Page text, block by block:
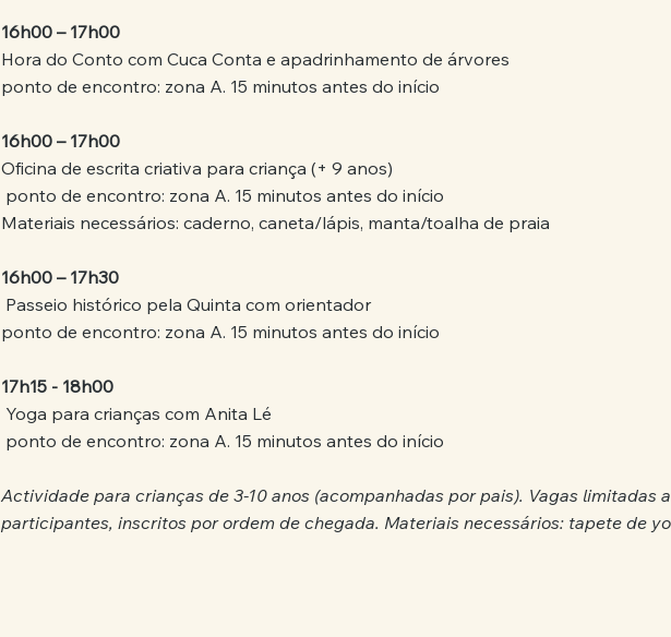
16h00 – 17h00
Hora do Conto com Cuca Conta e apadrinhamento de árvores
ponto de encontro: zona A. 15 minutos antes do início
16h00 – 17h00
Oficina de escrita criativa para criança (+ 9 anos)
ponto de encontro: zona A. 15 minutos antes do início
Materiais necessários: caderno, caneta/lápis, manta/toalha de praia
16h00 – 17h30
Passeio histórico pela Quinta com orientador
ponto de encontro: zona A. 15 minutos antes do início
17h15 - 18h00
Yoga para crianças com Anita Lé
ponto de encontro: zona A. 15 minutos antes do início
Actividade para crianças de 3-10 anos (acompanhadas por pais). Vagas limitadas
participantes, inscritos por ordem de chegada. Materiais necessários: tapete de